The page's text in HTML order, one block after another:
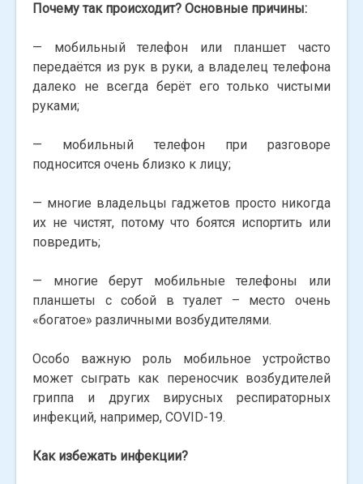
Почему так происходит? Основные причины:
— мобильный телефон или планшет часто
передаётся из рук в руки, а владелец телефона
далеко не всегда берёт его только чистыми
руками;
— мобильный телефон при разговоре
подносится очень близко к лицу;
— многие владельцы гаджетов просто никогда
их не чистят, потому что боятся испортить или
повредить;
— многие берут мобильные телефоны или
планшеты с собой в туалет – место очень
«богатое» различными возбудителями.
Особо важную роль мобильное устройство
может сыграть как переносчик возбудителей
гриппа и других вирусных респираторных
инфекций, например, COVID-19.
Как избежать инфекции?